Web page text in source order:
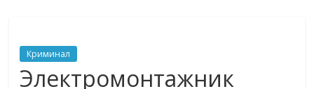
Криминал
Электромонтажник